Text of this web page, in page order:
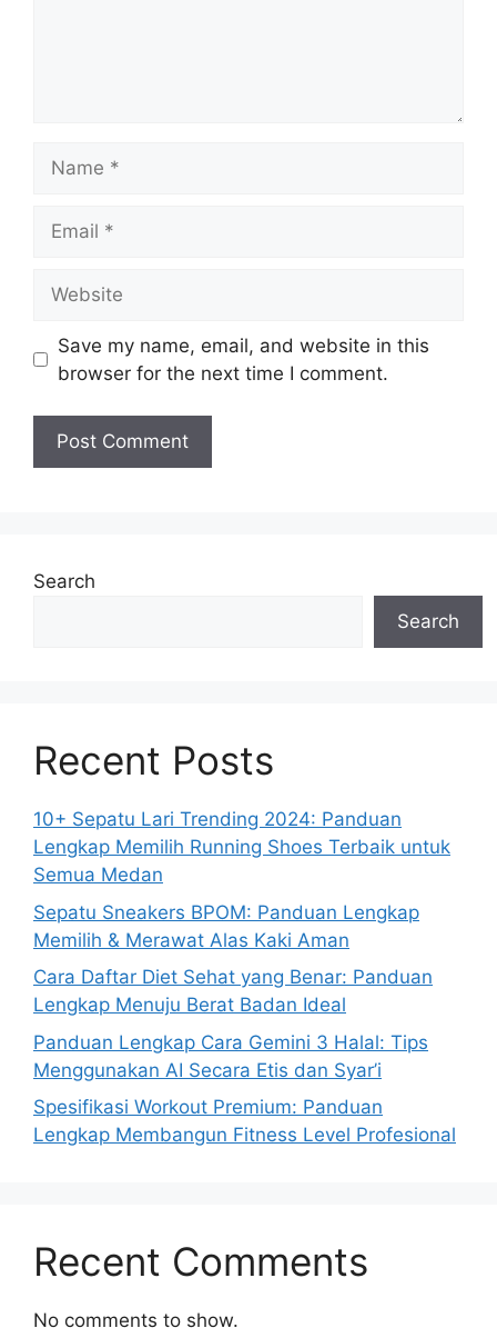
Save my name, email, and website in this
browser for the next time I comment.
Search
Search
Recent Posts
10+ Sepatu Lari Trending 2024: Panduan
Lengkap Memilih Running Shoes Terbaik untuk
Semua Medan
Sepatu Sneakers BPOM: Panduan Lengkap
Memilih & Merawat Alas Kaki Aman
Cara Daftar Diet Sehat yang Benar: Panduan
Lengkap Menuju Berat Badan Ideal
Panduan Lengkap Cara Gemini 3 Halal: Tips
Menggunakan AI Secara Etis dan Syar’i
Spesifikasi Workout Premium: Panduan
Lengkap Membangun Fitness Level Profesional
Recent Comments
No comments to show.